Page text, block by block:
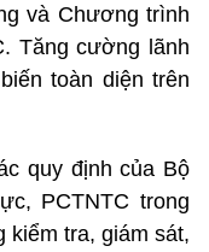
và Chương trình
Tăng cường lãnh
toàn diện trên
quy định của Bộ
PCTNTC trong
kiểm tra, giám sát,